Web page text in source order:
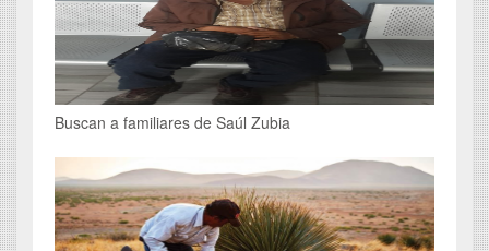
Buscan a familiares de Saúl Zubia